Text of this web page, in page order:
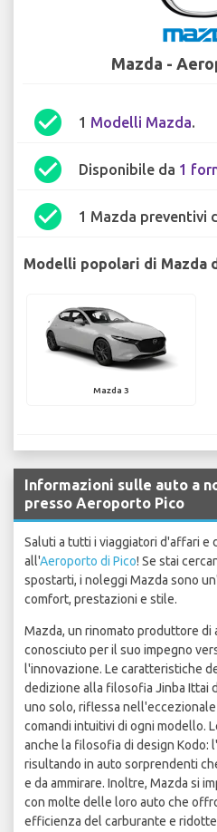
Mazda -
check_circle 1 Modelli Mazda.
check_circle Disponibile da 1
check_circle 1 Mazda preventivi
Modelli popolari di Mazda
Mazda 3
Informazioni sulle auto a
presso Aeroporto Pico
Saluti a tutti i viaggiatori d'affari e
all'Aeroporto di Pico! Se stai
spostarti, i noleggi Mazda sono
comfort, prestazioni e stile.
Mazda, un rinomato produttore di
conosciuto per il suo impegno
l'innovazione. Le caratteristiche
dedizione alla filosofia Jinba Ittai
uno solo, riflessa
comandi intuitivi di ogni modello.
anche la filosofia di design Kodo:
risultando in auto sorprendenti
e da ammirare. Inoltre, Mazda si
con molte delle loro auto che
efficienza del carburante e ridotte